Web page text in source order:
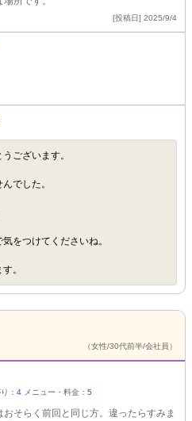
[投稿日] 2025/9/4
ございます。
でした。
をつけてくださいね。
。
（女性/30代前半/会社員）
： 4 メニュー・料金： 5
そらく前回と同じ方。違ったらすみま